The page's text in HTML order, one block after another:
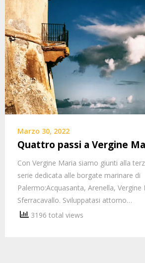
Marzo 30, 2022
Quattro passi a Vergine
Con Vergine Maria siamo giunti alla
serie dedicata alle borgate marinare di
Palermo:Acquasanta, Arenella,
Sferracavallo. Sviluppatasi attorno…
3196 total views